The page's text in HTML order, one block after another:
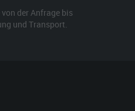
der Anfrage bis
und Transport.